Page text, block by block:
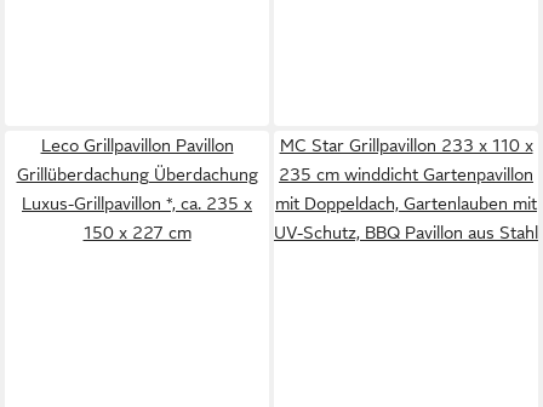
Leco Grillpavillon Pavillon
Grillüberdachung Überdachung
Luxus-Grillpavillon *, ca. 235 x
150 x 227 cm
MC Star Grillpavillon 233 x 110 x
235 cm winddicht Gartenpavillon
mit Doppeldach, Gartenlauben mit
UV-Schutz, BBQ Pavillon aus Stahl